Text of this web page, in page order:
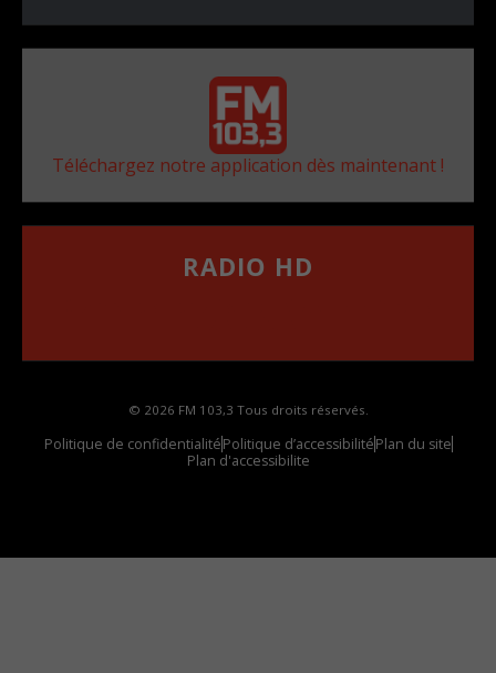
Téléchargez notre application dès maintenant !
RADIO HD
© 2026 FM 103,3 Tous droits réservés.
Politique de confidentialitéPolitique d’accessibilitéPlan du site
Plan d'accessibilite